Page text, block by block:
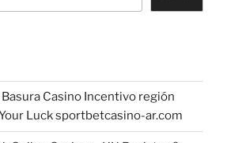
Casino Incentivo región
Luck sportbetcasino-ar.com